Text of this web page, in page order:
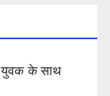
युवक के साथ